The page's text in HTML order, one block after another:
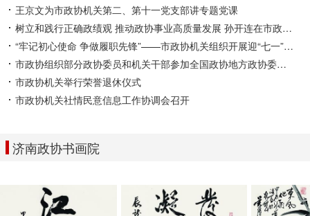
王京文为市政协机关第二、第十一党支部讲专题党课
树立和践行正确政绩观 推动政协事业高质量发展 孙开连在市政协机关讲学习教育专题党课
“牢记初心使命 争做履职先锋”——市政协机关组织开展迎“七一”主题党日活动
市政协组织部分政协委员和机关干部参加全国政协地方政协委员（干部）培训班
市政协机关举行荣誉退休仪式
市政协机关社情民意信息工作协调会召开
济南政协书画院